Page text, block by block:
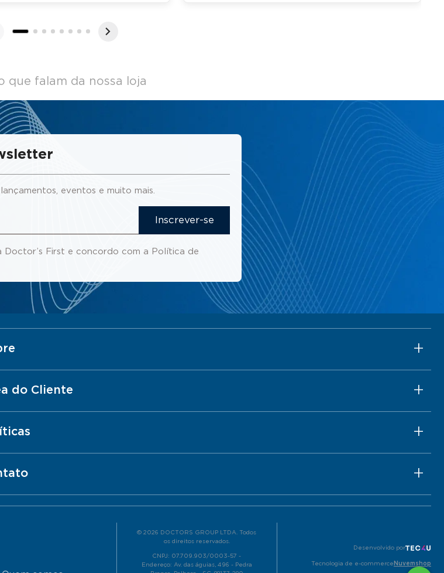
que falam da nossa loja
eventos e muito mais.
Inscrever-se
First e concordo com a Política de
do Cliente
© 2026 DOCTORS GROUP LTDA. Todos
os direitos reservados.
CNPJ: 07.709.903/0003-57 -
Endereço: Av. das águias, 496 - Pedra
Desenvolvido por
Tecnologia de e-commerce Nuvemshop